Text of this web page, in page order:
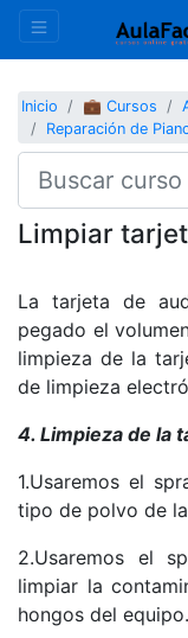
Inicio 💼 Cursos
Reparación de
Limpiar
La tarjeta de
pegado el
limpieza de la
de limpieza
4. Limpieza de la
1.Usaremos el
tipo de polvo de
2.Usaremos el
limpiar la
hongos del equipo.